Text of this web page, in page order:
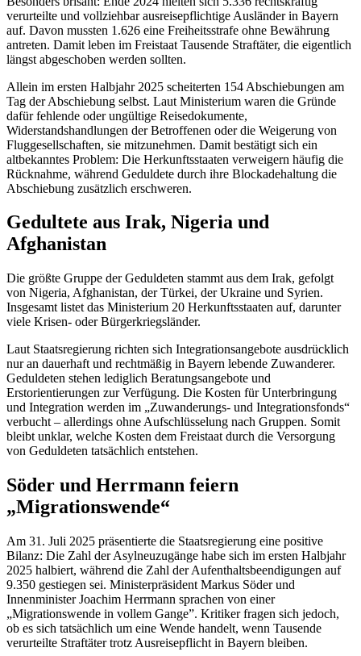
verurteilte und vollziehbar ausreisepflichtige Ausländer in Bayern
auf. Davon mussten 1.626 eine Freiheitsstrafe ohne Bewährung
antreten. Damit leben im Freistaat Tausende Straftäter, die eigentlich
längst abgeschoben werden sollten.
Allein im ersten Halbjahr 2025 scheiterten 154 Abschiebungen am
Tag der Abschiebung selbst. Laut Ministerium waren die Gründe
dafür fehlende oder ungültige Reisedokumente,
Widerstandshandlungen der Betroffenen oder die Weigerung von
Fluggesellschaften, sie mitzunehmen. Damit bestätigt sich ein
altbekanntes Problem: Die Herkunftsstaaten verweigern häufig die
Rücknahme, während Geduldete durch ihre Blockadehaltung die
Abschiebung zusätzlich erschweren.
Gedultete aus Irak, Nigeria und
Afghanistan
Die größte Gruppe der Geduldeten stammt aus dem Irak, gefolgt
von Nigeria, Afghanistan, der Türkei, der Ukraine und Syrien.
Insgesamt listet das Ministerium 20 Herkunftsstaaten auf, darunter
viele Krisen- oder Bürgerkriegsländer.
Laut Staatsregierung richten sich Integrationsangebote ausdrücklich
nur an dauerhaft und rechtmäßig in Bayern lebende Zuwanderer.
Geduldeten stehen lediglich Beratungsangebote und
Erstorientierungen zur Verfügung. Die Kosten für Unterbringung
und Integration werden im „Zuwanderungs- und Integrationsfonds“
verbucht – allerdings ohne Aufschlüsselung nach Gruppen. Somit
bleibt unklar, welche Kosten dem Freistaat durch die Versorgung
von Geduldeten tatsächlich entstehen.
Söder und Herrmann feiern
„Migrationswende“
Am 31. Juli 2025 präsentierte die Staatsregierung eine positive
Bilanz: Die Zahl der Asylneuzugänge habe sich im ersten Halbjahr
2025 halbiert, während die Zahl der Aufenthaltsbeendigungen auf
9.350 gestiegen sei. Ministerpräsident Markus Söder und
Innenminister Joachim Herrmann sprachen von einer
„Migrationswende in vollem Gange”. Kritiker fragen sich jedoch,
ob es sich tatsächlich um eine Wende handelt, wenn Tausende
verurteilte Straftäter trotz Ausreisepflicht in Bayern bleiben.